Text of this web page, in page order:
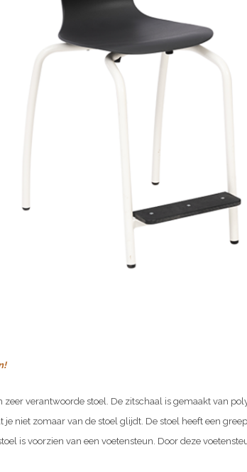
verantwoorde stoel. De zitschaal is gemaakt van
niet zomaar van de stoel glijdt. De stoel heeft een
is voorzien van een voetensteun. Door deze